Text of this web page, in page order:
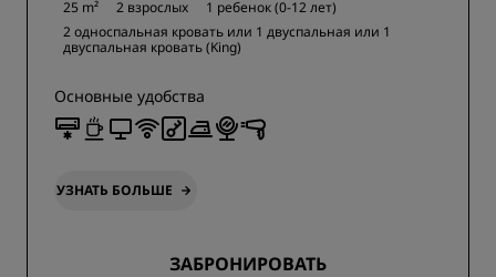
25 m² 2 взрослых
1 ребенок (0-12 лет)
2 односпальная кровать или 1 двуспальная или 1
двуспальная кровать (King)
Основные удобства
УЗНАТЬ БОЛЬШЕ
ЗАБРОНИРОВАТЬ